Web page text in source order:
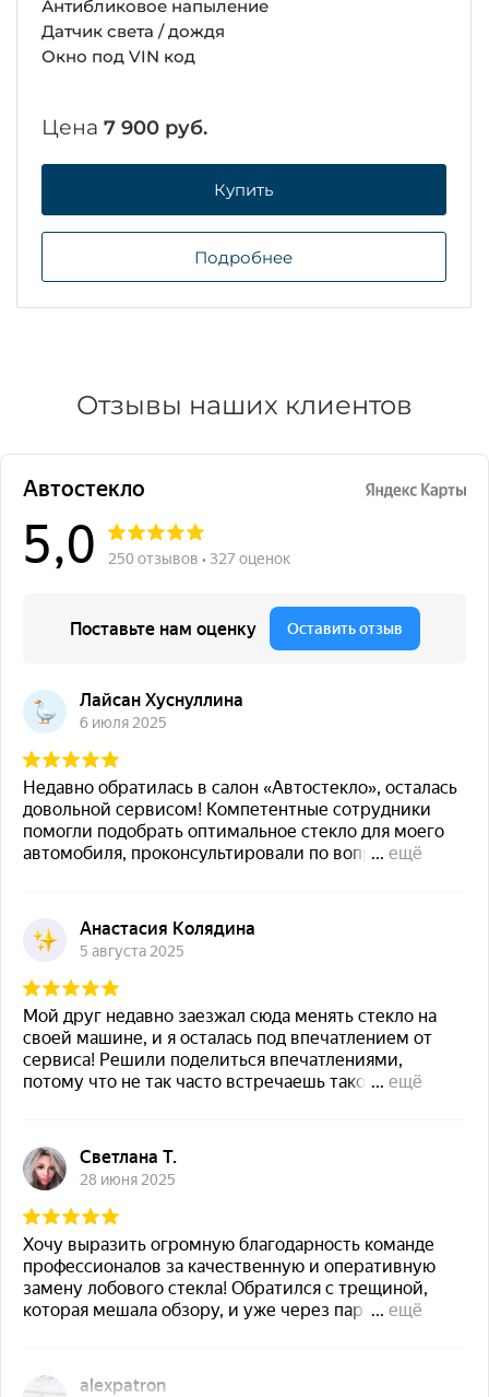
Антибликовое напыление
Датчик света / дождя
Окно под VIN код
Цена7 900 руб.
Купить
Подробнее
Отзывы наших клиентов